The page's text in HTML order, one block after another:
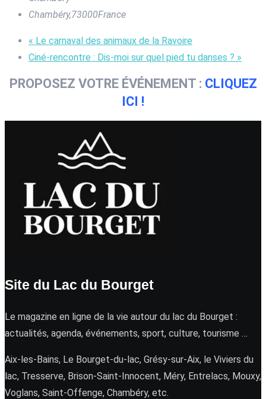
Chambéry,73000France
« Le carnaval des animaux de la Ravoire
Ciné-rencontre : Dis-moi sur quel pied tu danses ? »
PROPOSEZ VOTRE ÉVÉNEMENT : CLIQUEZ
ICI !
Site du Lac du Bourget
Le magazine en ligne de la vie autour du lac du Bourget :
actualités, agenda, événements, sport, culture, tourisme …
Aix-les-Bains, Le Bourget-du-lac, Grésy-sur-Aix, le Viviers du
lac, Tresserve, Brison-Saint-Innocent, Méry, Entrelacs, Mouxy,
Voglans, Saint-Offenge, Chambéry, etc.